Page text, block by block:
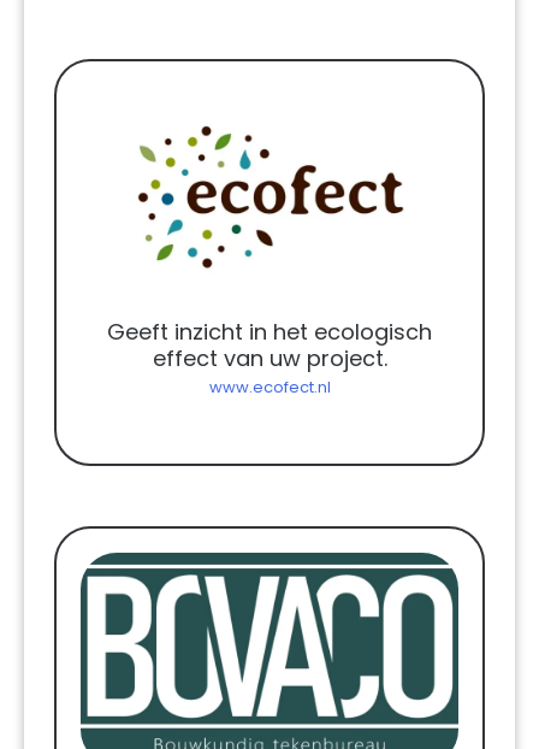
Geeft inzicht in het ecologisch
effect van uw project.
www.ecofect.nl